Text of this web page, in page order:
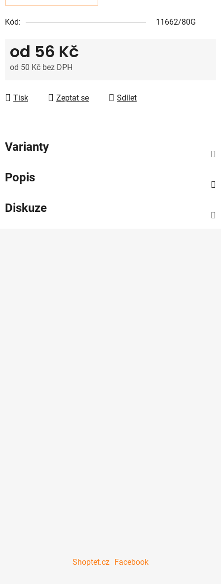
Kód: 11662/80G
od 56 Kč
od 50 Kč bez DPH
Tisk
Zeptat se Sdílet
Varianty
Popis
Diskuze
Shoptet.cz Facebook